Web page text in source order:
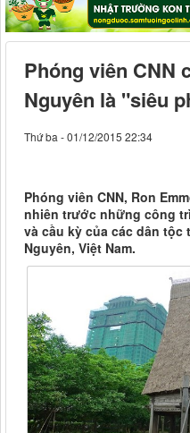
Phóng viên CNN
Nguyên là "siêu
Thứ ba - 01/12/2015 22:34
Phóng viên CNN, Ron
nhiên trước những công
và cầu kỳ của các dân
Nguyên, Việt Nam.